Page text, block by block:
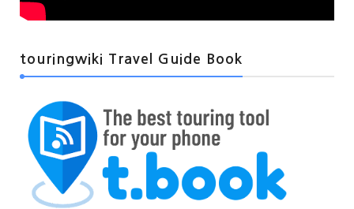
touringwiki Travel Guide Book